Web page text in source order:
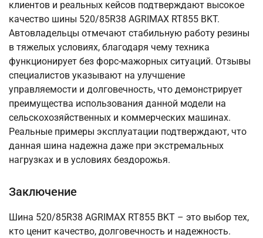
клиентов и реальных кейсов подтверждают высокое
качество шины 520/85R38 AGRIMAX RT855 BKT.
Автовладельцы отмечают стабильную работу резины
в тяжелых условиях, благодаря чему техника
функционирует без форс-мажорных ситуаций. Отзывы
специалистов указывают на улучшение
управляемости и долговечность, что демонстрирует
преимущества использования данной модели на
сельскохозяйственных и коммерческих машинах.
Реальные примеры эксплуатации подтверждают, что
данная шина надежна даже при экстремальных
нагрузках и в условиях бездорожья.
Заключение
Шина 520/85R38 AGRIMAX RT855 BKT – это выбор тех,
кто ценит качество, долговечность и надежность.